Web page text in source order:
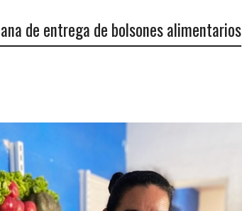
de entrega de bolsones alimentarios